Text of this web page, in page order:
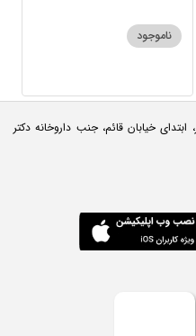
ناموجود
ابتدای خیابان قائم، جنب داروخانه دکتر